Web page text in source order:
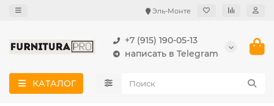
Эль-Монте
+7 (915) 190-05-13
написать в Telegram
КАТАЛОГ